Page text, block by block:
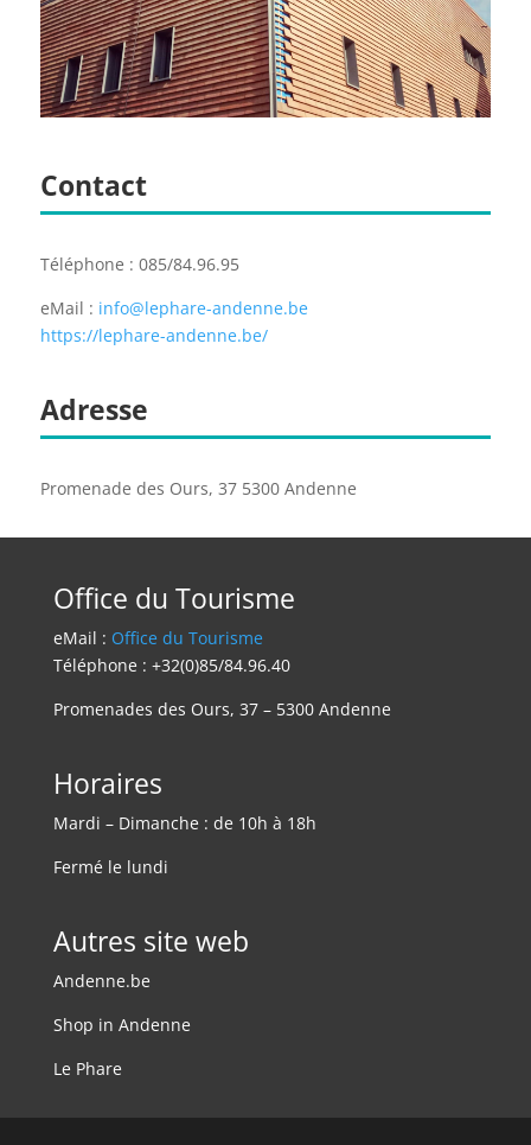
Contact
Téléphone : 085/84.96.95
eMail : info@lephare-andenne.be
https://lephare-andenne.be/
Adresse
Promenade des Ours, 37 5300 Andenne
Office du Tourisme
eMail : Office du Tourisme
Téléphone : +32(0)85/84.96.40
Promenades des Ours, 37 – 5300 Andenne
Horaires
Mardi – Dimanche : de 10h à 18h
Fermé le lundi
Autres site web
Andenne.be
Shop in Andenne
Le Phare